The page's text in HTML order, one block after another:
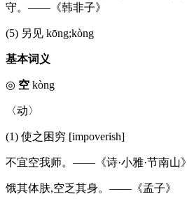
守。——《韩非子》
(5) 另见 kōng;kòng
基本词义
◎ 空 kòng
〈动〉
(1) 使之困穷 [impoverish]
不宜空我师。——《诗·小雅·节南山》
饿其体肤,空乏其身。——《孟子》